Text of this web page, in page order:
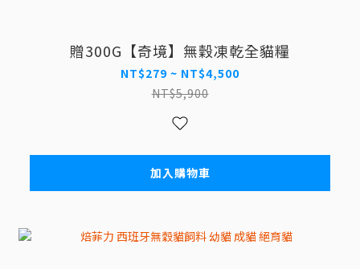
贈300G【奇境】無穀凍乾全貓糧
NT$279 ~ NT$4,500
NT$5,900
加入購物車